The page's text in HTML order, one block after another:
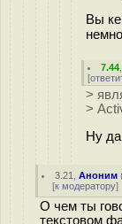
Вы
7.44
[
>
>
Ну
3.21 ,Аноним
[к модератору]
О чем ты
текстовом